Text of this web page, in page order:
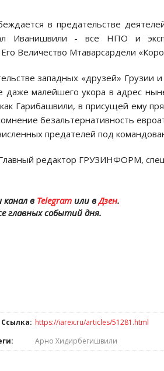
в предательстве
Иванишвили - все НПО и
Величество Мтаварсардели
западных «друзей» Грузии
даже малейшего укора в адрес
Гарибашвили, в присущей ему
безальтернативность
предателей под
редактор ГРУЗИНФОРМ,
вTelegramили вДзен.
главных событий дня.
Ссылка: https://iarex.ru/articles/51281.html
Арно Хидирбегишвили